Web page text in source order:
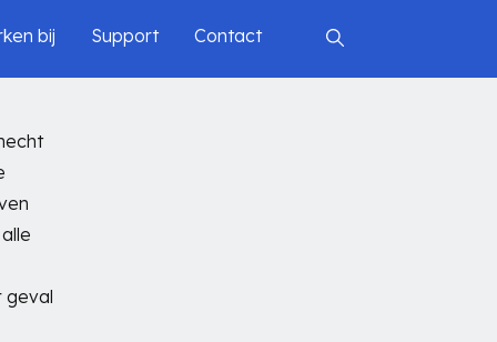
bij Support Contact
geval